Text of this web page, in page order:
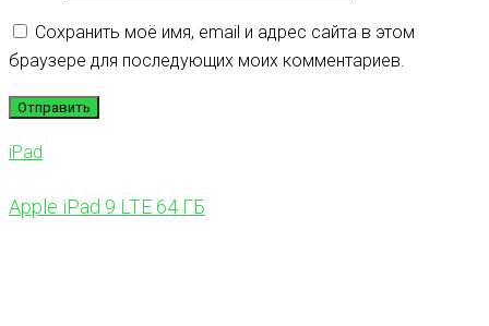
Сохранить моё имя, email и адрес сайта в этом
браузере для последующих моих комментариев.
iPad
Apple iPad 9 LTE 64 ГБ